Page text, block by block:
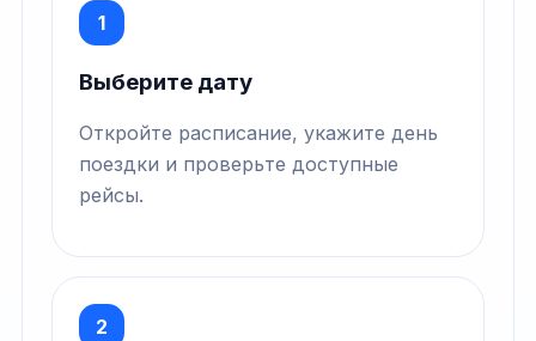
1
Выберите дату
Откройте расписание, укажите день
поездки и проверьте доступные
рейсы.
2